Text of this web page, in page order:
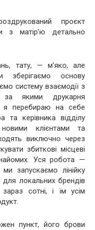
проєкт
з матір’ю детально
тату, — м’яко, але
основу
систему взаємодії з
якими друкарня
я перебираю на себе
та керівника відділу
клієнтами та
виключно через
збиткові місцеві
Уся робота —
запускаємо лінійку
локальних брендів
сотні, і їм усім
пункт, його брови